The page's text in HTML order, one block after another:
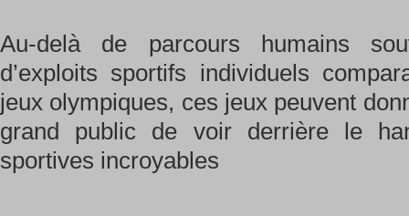
Au-delà de parcours humains
d’exploits sportifs individuels
jeux olympiques, ces jeux peuvent
grand public de voir derrière le
sportives incroyables